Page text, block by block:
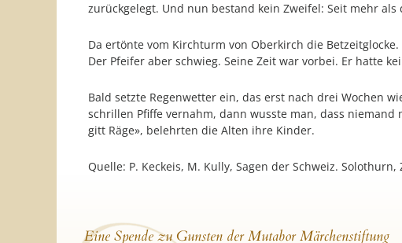
zurückgelegt. Und nun bestand kein Zweifel: Seit mehr
Da ertönte vom Kirchturm von Oberkirch die
Der Pfeifer aber schwieg. Seine Zeit war vorbei. Er hatte
Bald setzte Regenwetter ein, das erst nach drei Wochen
schrillen Pfiffe vernahm, dann wusste man, dass
gitt Räge», belehrten die Alten ihre Kinder.
Quelle: P. Keckeis, M. Kully, Sagen der Schweiz.
Eine Spende zu Gunsten der Mutabor Märchenstiftung